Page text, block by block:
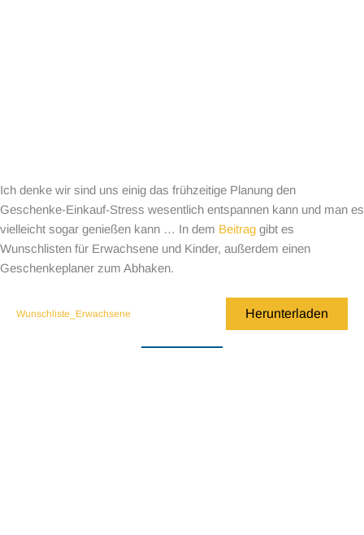
Ich denke wir sind uns einig das frühzeitige Planung den
Geschenke-Einkauf-Stress wesentlich entspannen kann und man es
vielleicht sogar genießen kann … In dem Beitrag gibt es
Wunschlisten für Erwachsene und Kinder, außerdem einen
Geschenkeplaner zum Abhaken.
Wunschliste_Erwachsene Herunterladen